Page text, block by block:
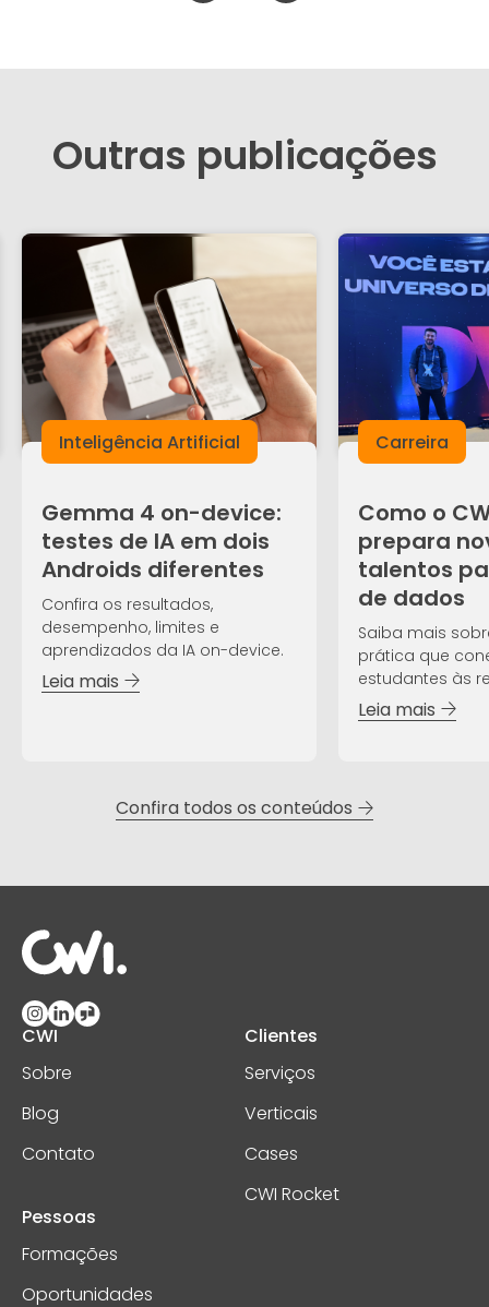
Outras publicações
Inteligência Artificial
Gemma 4 on-device:
testes de IA em dois
Androids diferentes
Confira os resultados,
desempenho, limites e
aprendizados da IA on-device.
Leia mais
Carreira
Como o
prepara
talentos
de dados
Saiba mais
prática que
estudantes às
do mercado.
Leia mais
Confira todos os conteúdos
CWI
Sobre
Blog
Contato
Clientes
Serviços
Verticais
Cases
CWI Rocket
Pessoas
Formações
Oportunidades